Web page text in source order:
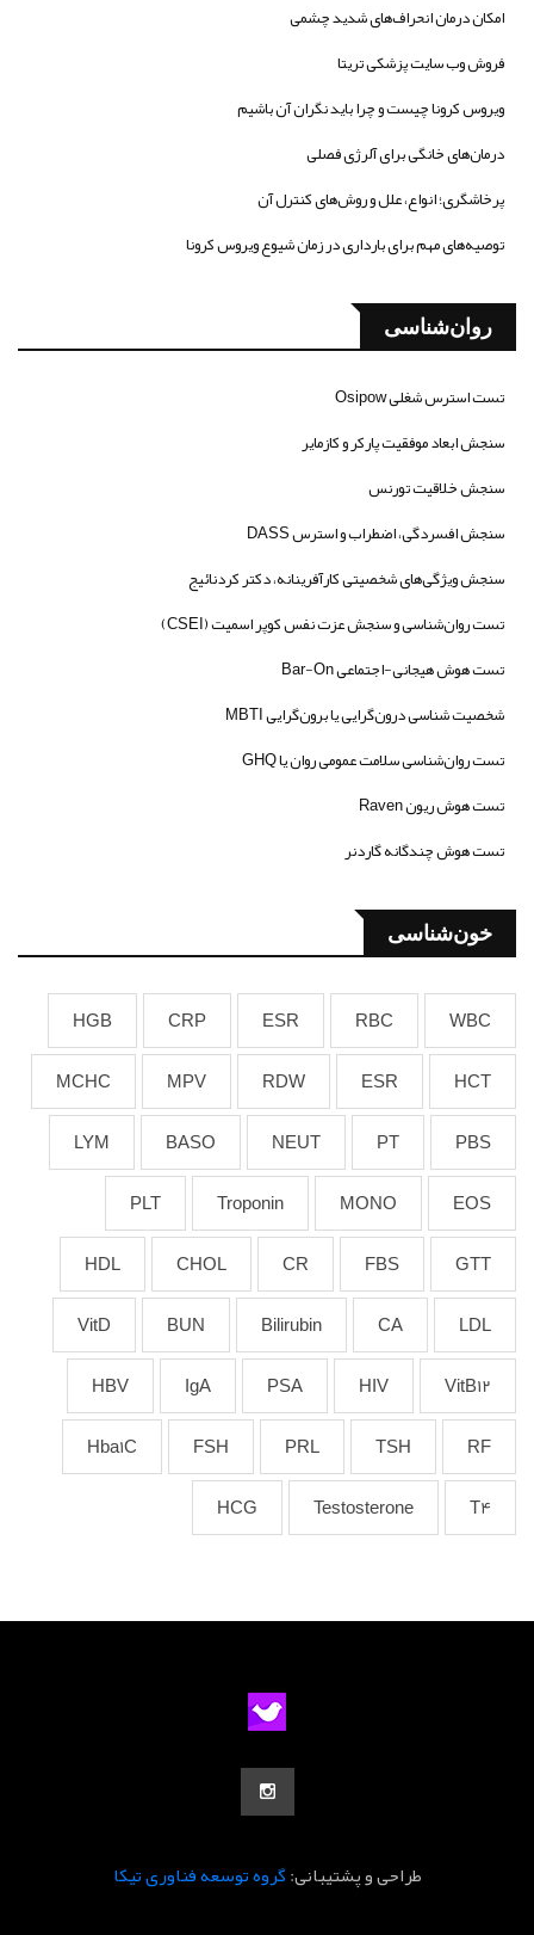
امکان درمان انحراف‌های شدید چشمی
فروش وب سایت پزشکی تریتا
ویروس کرونا چیست و چرا باید نگران آن باشیم
درمان‌های خانگی برای آلرژی فصلی
پرخاشگری؛ انواع، علل و روش‌های کنترل آن
توصیه‌های مهم برای بارداری در زمان شیوع ویروس کرونا
روان‌شناسی
تست استرس شغلی Osipow
سنجش ابعاد موفقیت پارکر و کازمایر
سنجش خلاقیت تورنس
سنجش افسردگی، اضطراب و استرس DASS
سنجش ویژگی‌های شخصیتی کارآفرینانه، دکتر کردنائیج
تست روان‌شناسی و سنجش عزت نفس کوپر اسمیت (CSEI)
تست هوش هیجانی-اجتماعی Bar-On
شخصیت شناسی درون‌گرایی یا برون‌گرایی MBTI
تست روان‌شناسی سلامت عمومی روان یا GHQ
تست هوش ریون Raven
تست هوش چندگانه گاردنر
خون‌شناسی
WBC
RBC
ESR
CRP
HGB
HCT
ESR
RDW
MPV
MCHC
PBS
PT
NEUT
BASO
LYM
EOS
MONO
Troponin
PLT
GTT
FBS
CR
CHOL
HDL
LDL
CA
Bilirubin
BUN
VitD
VitB12
HIV
PSA
IgA
HBV
RF
TSH
PRL
FSH
Hba1C
T4
Testosterone
HCG
طراحی و پشتیبانی:گروه توسعه فناوری تیکا